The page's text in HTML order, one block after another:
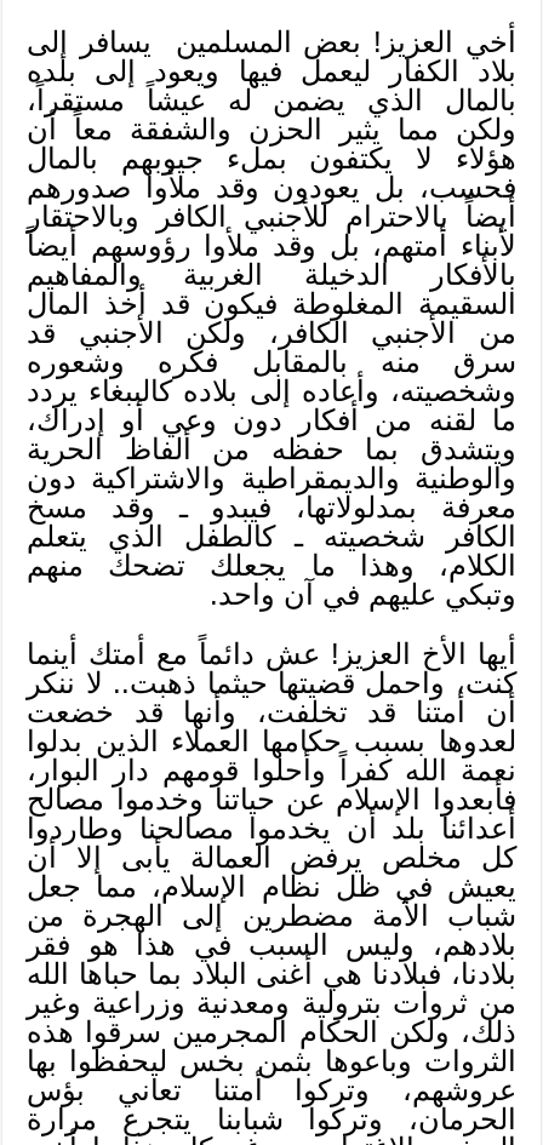
أخي العزيز! بعض المسلمين يسافر إلى
بلاد الكفار ليعمل فيها ويعود إلى بلده
بالمال الذي يضمن له عيشاً مستقراً،
ولكن مما يثير الحزن والشفقة معاً أن
هؤلاء لا يكتفون بملء جيوبهم بالمال
فحسب، بل يعودون وقد ملأوا صدورهم
أيضاً بالاحترام للأجنبي الكافر وبالاحتقار
لأبناء أمتهم، بل وقد ملأوا رؤوسهم أيضاً
بالأفكار الدخيلة الغربية والمفاهيم
السقيمة المغلوطة فيكون قد أخذ المال
من الأجنبي الكافر، ولكن الأجنبي قد
سرق منه بالمقابل فكره وشعوره
وشخصيته، وأعاده إلى بلاده كالببغاء يردد
ما لقنه من أفكار دون وعي أو إدراك،
ويتشدق بما حفظه من ألفاظ الحرية
والوطنية والديمقراطية والاشتراكية دون
معرفة بمدلولاتها، فيبدو ـ وقد مسخ
الكافر شخصيته ـ كالطفل الذي يتعلم
الكلام، وهذا ما يجعلك تضحك منهم
وتبكي عليهم في آن واحد.
أيها الأخ العزيز! عش دائماً مع أمتك أينما
كنت، واحمل قضيتها حيثما ذهبت.. لا ننكر
أن أمتنا قد تخلفت، وأنها قد خضعت
لعدوها بسبب حكامها العملاء الذين بدلوا
نعمة الله كفراً وأحلوا قومهم دار البوار،
فأبعدوا الإسلام عن حياتنا وخدموا مصالح
أعدائنا بلد أن يخدموا مصالحنا وطاردوا
كل مخلص يرفض العمالة يأبى إلا أن
يعيش في ظل نظام الإسلام، مما جعل
شباب الأمة مضطرين إلى الهجرة من
بلادهم، وليس السبب في هذا هو فقر
بلادنا، فبلادنا هي أغنى البلاد بما حباها الله
من ثروات بترولية ومعدنية وزراعية وغير
ذلك، ولكن الحكام المجرمين سرقوا هذه
الثروات وباعوها بثمن بخس ليحفظوا بها
عروشهم، وتركوا أمتنا تعاني بؤس
الحرمان، وتركوا شبابنا يتجرع مرارة